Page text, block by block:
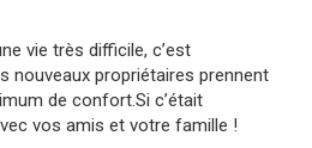
vie très difficile, c’est
nouveaux propriétaires prennent
de confort.Si c’était
vos amis et votre famille !